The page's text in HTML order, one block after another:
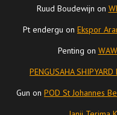
Ruud Boudewijn on
Pt endergu on Ekspor
Penting on
PENGUSAHA
Gun on POD St Johannes